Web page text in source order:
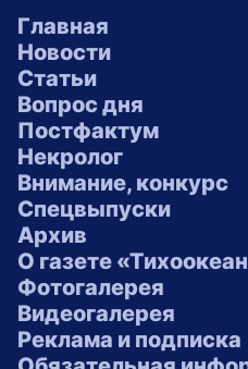
Главная
Новости
Статьи
Вопрос дня
Постфактум
Некролог
Внимание, конкурс
Спецвыпуски
Архив
О газете
Фотогалерея
Видеогалерея
Реклама и подписка